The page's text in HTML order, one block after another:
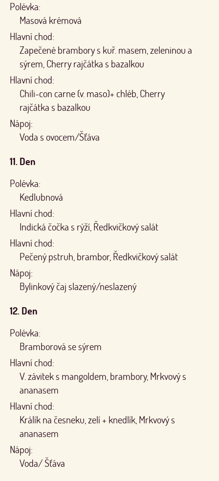
Polévka:
Masová krémová
Hlavní chod:
Zapečené brambory s kuř. masem, zeleninou a
sýrem, Cherry rajčátka s bazalkou
Hlavní chod:
Chili-con carne (v. maso)+ chléb, Cherry
rajčátka s bazalkou
Nápoj:
Voda s ovocem/Šťáva
11. Den
Polévka:
Kedlubnová
Hlavní chod:
Indická čočka s rýží, Ředkvičkový salát
Hlavní chod:
Pečený pstruh, brambor, Ředkvičkový salát
Nápoj:
Bylinkový čaj slazený/neslazený
12. Den
Polévka:
Bramborová se sýrem
Hlavní chod:
V. závitek s mangoldem, brambory, Mrkvový s
ananasem
Hlavní chod:
Králík na česneku, zelí + knedlík, Mrkvový s
ananasem
Nápoj:
Voda/ Šťáva